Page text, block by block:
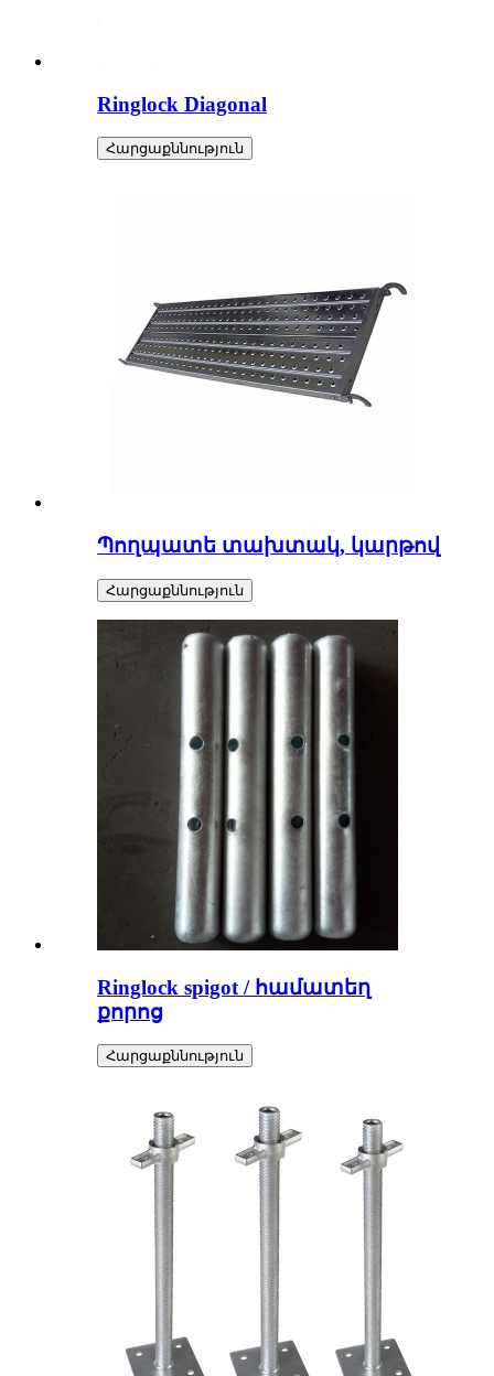
Ringlock Diagonal
Հարցաքննություն
Պողպատե տախտակ, կարթով
Հարցաքննություն
Ringlock spigot / համատեղ
քորոց
Հարցաքննություն